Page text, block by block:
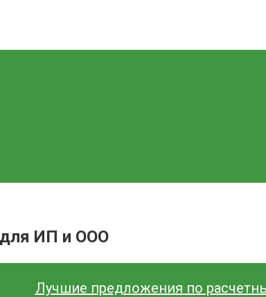
для ИП и ООО
Лучшие предложения по